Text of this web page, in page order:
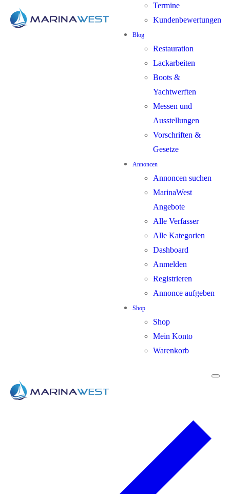
Termine
Kundenbewertungen
Blog
Restauration
Lackarbeiten
Boots &
Yachtwerften
Messen und
Ausstellungen
Vorschriften &
Gesetze
Annoncen
Annoncen suchen
MarinaWest
Angebote
Alle Verfasser
Alle Kategorien
Dashboard
Anmelden
Registrieren
Annonce aufgeben
Shop
Shop
Mein Konto
Warenkorb